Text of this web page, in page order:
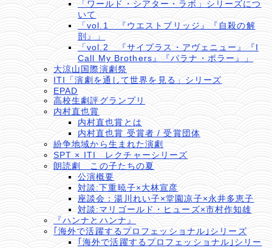
「ワールド・シアター・ラボ」シリーズにつ
いて
「vol.1 『ウエストブリッジ』『自殺の解
剖』」
「vol.2 『サイプラス・アヴェニュー』『I
Call My Brothers』『パラナ・ポラー』」
大涼山国際演劇祭
ITI「演劇を通して世界を見る」シリーズ
EPAD
高校生劇評グランプリ
内村直也賞
内村直也賞とは
内村直也賞 受賞者 / 受賞団体
紛争地域から生まれた演劇
SPT × ITI レクチャーシリーズ
朗読劇 この子たちの夏
公演概要
対談:下重暁子×大林宣彦
座談会：湯川れい子×堂園凉子×永井多恵子
対談:マリゴールド・ヒューズ×市村作知雄
『ハンナとハンナ』
｢海外で活躍するプロフェッショナル｣シリーズ
｢海外で活躍するプロフェッショナル｣シリー